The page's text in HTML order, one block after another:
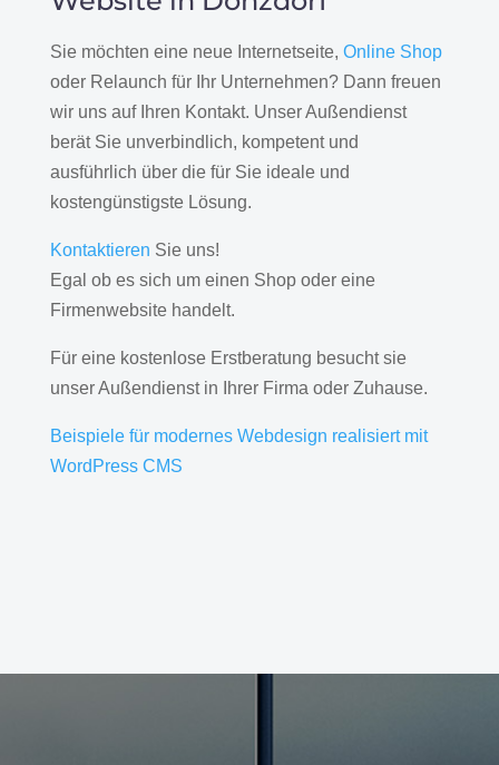
Sie möchten eine neue Internetseite, Online Shop
oder Relaunch für Ihr Unternehmen? Dann freuen
wir uns auf Ihren Kontakt. Unser Außendienst
berät Sie unverbindlich, kompetent und
ausführlich über die für Sie ideale und
kostengünstigste Lösung.
Kontaktieren Sie uns!
Egal ob es sich um einen Shop oder eine
Firmenwebsite handelt.
Für eine kostenlose Erstberatung besucht sie
unser Außendienst in Ihrer Firma oder Zuhause.
Beispiele für modernes Webdesign realisiert mit
WordPress CMS